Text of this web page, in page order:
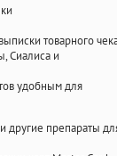
товарного
Сиалиса и
удобным для
другие препараты